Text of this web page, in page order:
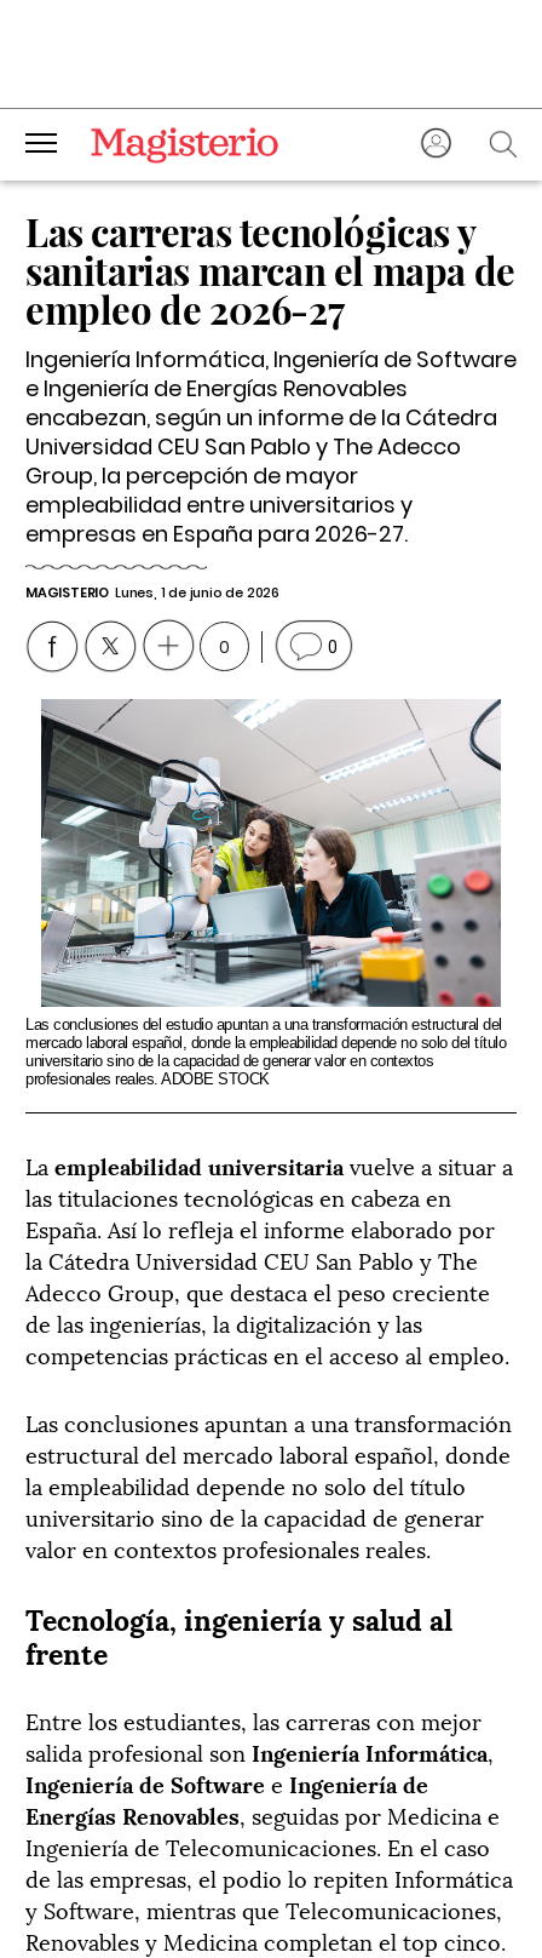
Las carreras tecnológicas y
sanitarias marcan el mapa de
empleo de 2026-27
Ingeniería Informática, Ingeniería de Software
e Ingeniería de Energías Renovables
encabezan, según un informe de la Cátedra
Universidad CEU San Pablo y The Adecco
Group, la percepción de mayor
empleabilidad entre universitarios y
empresas en España para 2026-27.
MAGISTERIO Lunes, 1 de junio de 2026
0 0
Las conclusiones del estudio apuntan a una transformación estructural del
mercado laboral español, donde la empleabilidad depende no solo del título
universitario sino de la capacidad de generar valor en contextos
profesionales reales. ADOBE STOCK
La empleabilidad universitaria vuelve a situar a
las titulaciones tecnológicas en cabeza en
España. Así lo refleja el informe elaborado por
la Cátedra Universidad CEU San Pablo y The
Adecco Group, que destaca el peso creciente
de las ingenierías, la digitalización y las
competencias prácticas en el acceso al empleo.
Las conclusiones apuntan a una transformación
estructural del mercado laboral español, donde
la empleabilidad depende no solo del título
universitario sino de la capacidad de generar
valor en contextos profesionales reales.
Tecnología, ingeniería y salud al
frente
Entre los estudiantes, las carreras con mejor
salida profesional son Ingeniería Informática,
Ingeniería de Software e Ingeniería de
Energías Renovables, seguidas por Medicina e
Ingeniería de Telecomunicaciones. En el caso
de las empresas, el podio lo repiten Informática
y Software, mientras que Telecomunicaciones,
Renovables y Medicina completan el top cinco.